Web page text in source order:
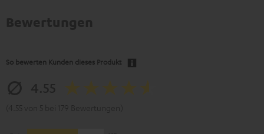
So bewerten Kunden dieses Produkt